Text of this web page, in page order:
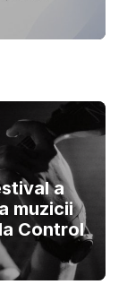
a
muzicii
Control